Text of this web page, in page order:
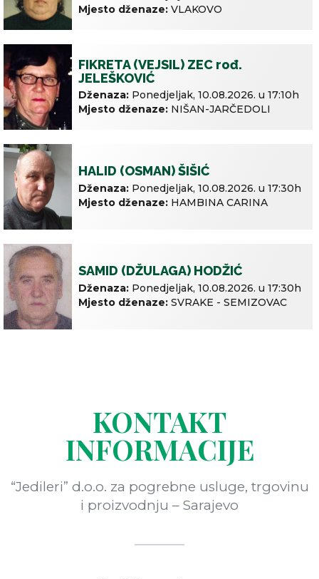
Mjesto dženaze: VLAKOVO
FIKRETA (VEJSIL) ZEC rođ.
JELEŠKOVIĆ
Dženaza: Ponedjeljak, 10.08.2026. u 17:10h
Mjesto dženaze: NIŠAN-JARČEDOLI
HALID (OSMAN) ŠIŠIĆ
Dženaza: Ponedjeljak, 10.08.2026. u 17:30h
Mjesto dženaze: HAMBINA CARINA
SAMID (DŽULAGA) HODŽIĆ
Dženaza: Ponedjeljak, 10.08.2026. u 17:30h
Mjesto dženaze: SVRAKE - SEMIZOVAC
KONTAKT
INFORMACIJE
“Jedileri” d.o.o. za pogrebne usluge, trgovinu
i proizvodnju – Sarajevo